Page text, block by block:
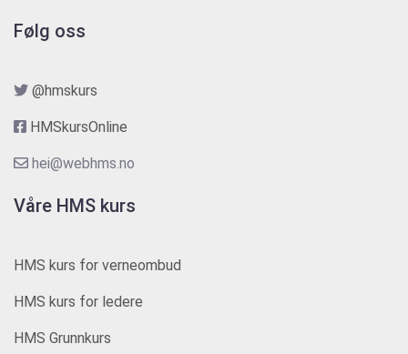
Følg oss
@hmskurs
HMSkursOnline
hei@webhms.no
Våre HMS kurs
HMS kurs for verneombud
HMS kurs for ledere
HMS Grunnkurs